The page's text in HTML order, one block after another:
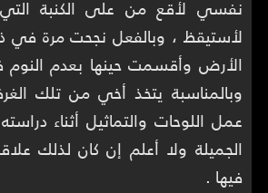
نفسي لأقع من على الكنبة التي
لأستيقظ ، وبالفعل نجحت مرة
الأرض وأقسمت حينها بعدم
وبالمناسبة يتخذ أخي من تلك
عمل اللوحات والتماثيل أثناء
الجميلة ولا أعلم إن كان لذلك
فيها .